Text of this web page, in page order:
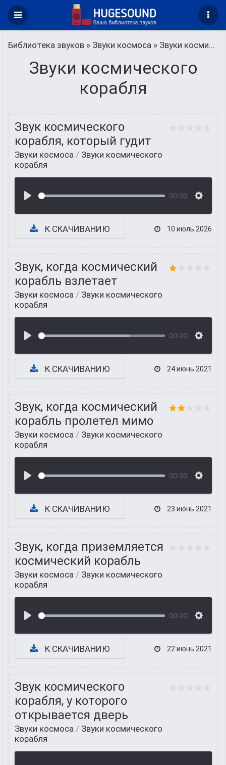
Библиотека звуков » Звуки космоса » Звуки космического корабля
Звуки космического
корабля
Звук космического
корабля, который гудит
Звуки космоса / Звуки космического
корабля
00:00
К СКАЧИВАНИЮ 10 июль 2026
Звук, когда космический
корабль взлетает
Звуки космоса / Звуки космического
корабля
00:00
К СКАЧИВАНИЮ 24 июнь 2021
Звук, когда космический
корабль пролетел мимо
Звуки космоса / Звуки космического
корабля
00:00
К СКАЧИВАНИЮ 23 июнь 2021
Звук, когда приземляется
космический корабль
Звуки космоса / Звуки космического
корабля
00:00
К СКАЧИВАНИЮ 22 июнь 2021
Звук космического
корабля, у которого
открывается дверь
Звуки космоса / Звуки космического
корабля